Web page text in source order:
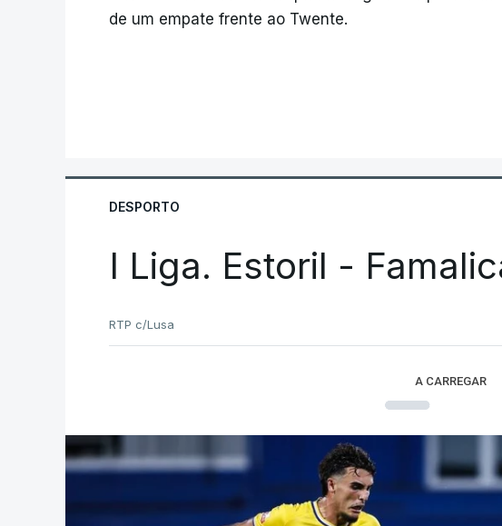
de um empate frente ao Twente.
DESPORTO
I Liga. Estoril -
RTP c/Lusa
A CARREGAR